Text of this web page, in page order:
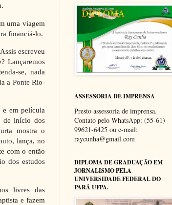
uma viagem
financiá-lo.
escreveu
Lançaremos
se, nada
a Ponte Rio-
e em película
de início dos
mostra o
lança, no
com o então
dos estudos
livres das
e fazem
ASSESSORIA DE IMPRENSA
Presto assessoria de imprensa.
Contato pelo WhatsApp: (55-61)
99621-6425 ou e-mail:
raycunha@gmail.com
DIPLOMA DE GRADUAÇÃO EM
JORNALISMO PELA
UNIVERSIDADE FEDERAL DO
PARÁ UFPA.